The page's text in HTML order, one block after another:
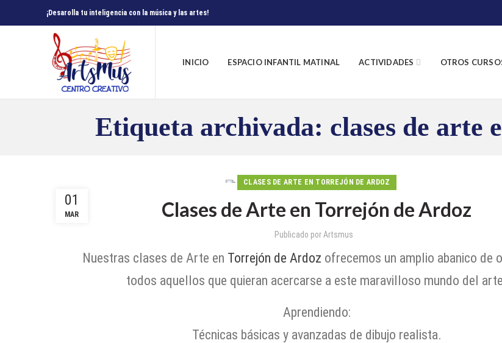
¡Desarolla tu inteligencia con la música y las artes!
INICIO ESPACIO INFANTIL MATINAL ACTIVIDADES OTROS
Etiqueta archivada: clases de arte
01
MAR
CLASES DE ARTE EN TORREJÓN DE ARDOZ
Clases de Arte en Torrejón de Ardoz
Publicado porArtsmus
Nuestras clases de Arte en Torrejón de Ardoz ofrecemos un amplio abanico de
todos aquellos que quieran acercarse a este maravilloso mundo del
Aprendiendo:
Técnicas básicas y avanzadas de dibujo realista.